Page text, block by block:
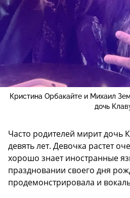
Кристина Орбакайте и Михаил
дочь
Часто родителей мирит дочь
девять лет. Девочка растет
хорошо знает иностранные
праздновании своего дня
продемонстрировала и